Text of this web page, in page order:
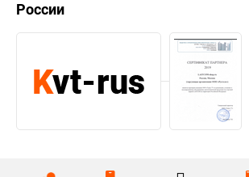
России